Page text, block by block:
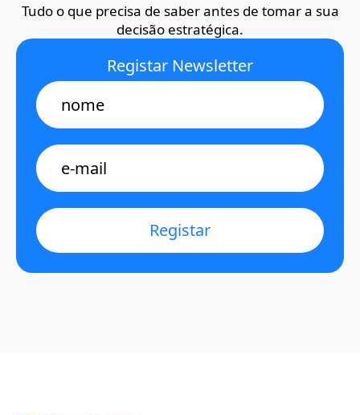
Tudo o que precisa de saber antes de tomar a sua
decisão estratégica.
Registar Newsletter
Name
E-
mail
*
Registar